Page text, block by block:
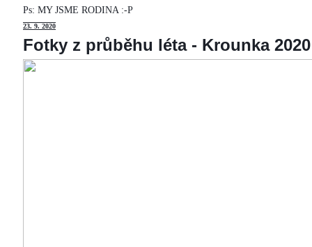
Ps: MY JSME RODINA :-P
23. 9. 2020
Fotky z průběhu léta - Krounka